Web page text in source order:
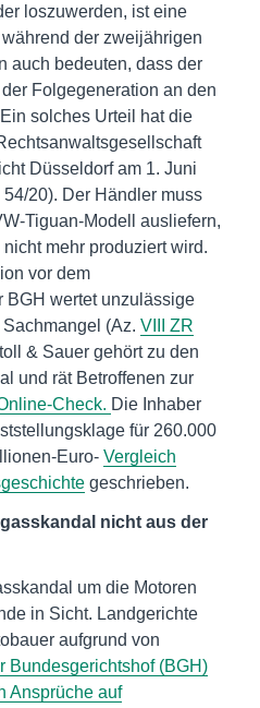
loszuwerden, ist eine
der zweijährigen
auch bedeuten, dass der
Folgegeneration an den
solches Urteil hat die
Düsseldorf am 1. Juni
20). Der Händler muss
Tiguan-Modell ausliefern,
mehr produziert wird.
vor dem
BGH wertet unzulässige
(Az. VIII ZR
& Sauer gehört zu den
und rät Betroffenen zur
Check. Die Inhaber
für 260.000
Euro- Vergleich
geschrieben.
nicht aus der
um die Motoren
in Sicht. Landgerichte
aufgrund von
Bundesgerichtshof (BGH)
Ansprüche auf